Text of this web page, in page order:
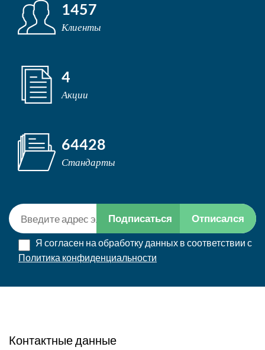
1457
Клиенты
4
Акции
64428
Стандарты
Подписаться Отписался
Я согласен на обработку данных в соответствии с
Политика конфиденциальности
Контактные данные